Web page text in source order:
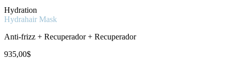
Hydration
Hydrahair Mask
Anti-frizz + Recuperador + Recuperador
935,00$